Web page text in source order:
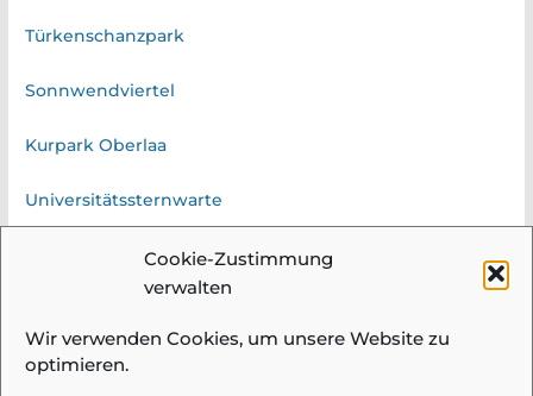
Cookie-Zustimmung
verwalten
Wir verwenden Cookies, um unsere Website zu
optimieren.
Türkenschanzpark
Sonnwendviertel
Kurpark Oberlaa
Universitätssternwarte
Azaleenblüte im Palmenhaus Schönbrunn